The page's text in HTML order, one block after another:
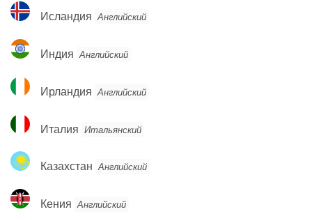
Исландия
Исландия Английский
Индия
Индия Английский
Ирландия
Ирландия Английский
Италия
Италия Итальянский
Казахстан
Казахстан Английский
Кения
Кения Английский